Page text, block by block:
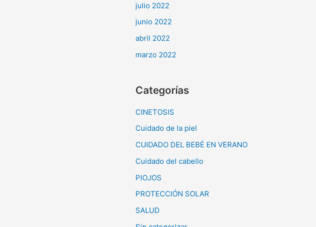
julio 2022
junio 2022
abril 2022
marzo 2022
Categorías
CINETOSIS
Cuidado de la piel
CUIDADO DEL BEBÉ EN VERANO
Cuidado del cabello
PIOJOS
PROTECCIÓN SOLAR
SALUD